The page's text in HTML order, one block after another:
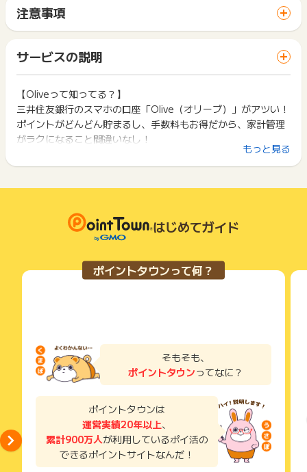
【ポイント獲得条件】
新規Olive口座開設完了
※既に三井住友銀行の口座をお持ちの場合は対象外となります。
既に三井住友銀行口座をお持ちの方は
からお申し
込みください。
※15歳未満もしくは中学生の方の場合、親権者さまの代理申込
が必要となり、本広告は対象外となります。
15歳未満もしくは中学生の方の口座はこちらの広告 からお申し
込みください。
※Oliveアカウントの申込完了後、選択したアカウントランクに
応じたクレジットモードの審査が自動で開始されます。クレジ
ットカードの審査が通過した場合は、キャッシュカードとクレ
元に届きます。
ポイントサイトのポイント付与に影響はございません。
※18歳未満（18歳以上の高校生含む）の場合、クレジットモー
ド機能がないOliveフレキシブルペイが発行されますが、対象年
加で申し込むことができます。
※18歳以上（高校生除く）の場合、Oliveアカウントの申込完了
なお、審査によってクレジットモードが発行されなかった場
合でも、口座開設が完了している場合はポイント獲得対象とな
ります。
【ポイント獲得対象外条件】
※既に三井住友銀行の口座をお持ちの場合
※15歳未満もしくは中学生の方の口座のお申込
※既にOliveアカウントのお申込を行っている場合
※広告クリックから60日以内に口座開設に至らない場合
サイトに移動してからお申し込みやお買い物が完了するまでの
間に、同じブラウザ（※）で他のサイトに移動した場合はポイン
ト獲得ができません。
「 口座開設でポイントGET 」ボタンを押した時とサービス・
お買い物利用時で、デバイス・ブラウザが異なる場合はポイン
ト獲得ができません。
2回以上同じお買い物・サービスをご利用される場合は、毎回
ポイントタウンに戻り、「 口座開設でポイントGET 」ボタン
を押してからご利用ください。
下記の事項に該当する場合、広告主側で対象外とみなし、「獲
い物を複数回ご利用された場合
て一度でも同サービス・お買い物を利用されたことがある場合
ご利用前には、Cookieの削除をおこなっていただくことを推奨
サービス・お買い物利用時にお電話など2つ以上の申し込み方
法がある場合、必ずサイト上のWEBフォームからお申し込みく
了などのメールは、ポイント獲得するまで必ず保管してくださ
獲得待ち・獲得失敗の状態でお問い合わせされる際に、該当の
メールを送っていただく場合がございます。
そのため、紛失・破棄された場合は対応いたしかねますので、
ご注意ください。
(※) SafariやChromeなどwebサイトを表示するアプリのこと
注意事項
一部のサービスにつきましては、1商品につき10円単位の金額
は切り捨てとなります。
ポイント獲得が1ポイント未満のものは切り捨てとなり、ポイ
ント履歴には記載されません。
原則として広告主側のポイント等を利用して支払われた金額分
につきましては、ポイントタウンのポイント獲得の対象には含
まれません。
広告主が運営しているサービスの都合もしくは会員様の都合で
商品の交換や一部でもキャンセルされた場合、ポイントが無効
になる可能性もございます。
条件を達成しているかどうかは各広告主ではなく、代理店が行
っているため、広告主はポイントに関する詳細を把握しており
そのため、ポイントタウンのポイントに関するお問い合わせを
広告主様に直接行わないようお願いいたします。
サービスの説明
【Oliveって知ってる？】
三井住友銀行のスマホの口座「Olive（オリーブ）」がアツい！
ポイントがどんどん貯まるし、手数料もお得だから、家計管理
がラクになること間違いなし！
【Oliveってどんな口座？】三井住友銀行で今なら口座開設&諸
※特典付与には条件があり、口座開設とクレジットカードのお取
引、証券のお取引も含みます。
※詳細は広告主様のホームページをご確認下さい。
【Oliveってどんな口座？】
■ 基本のメリット
・三井住友銀行本支店ATMが24時間いつでも手数料無料！
・SMBCダイレクトでの他行あての振込手数料が月3回タダ！
・定額自動入金・送金の手数料も無料！
★家賃や仕送りだって、これなら毎月ムダなお金を払わなく
てOK。
もっと見る
はじめてガイド
ポイントタウンって何？
そもそも、
ポイントタウンってなに？
ポイントタウンは
運営実績20年以上、
累計900万人が利用しているポイ活の
できるポイントサイトなんだ！